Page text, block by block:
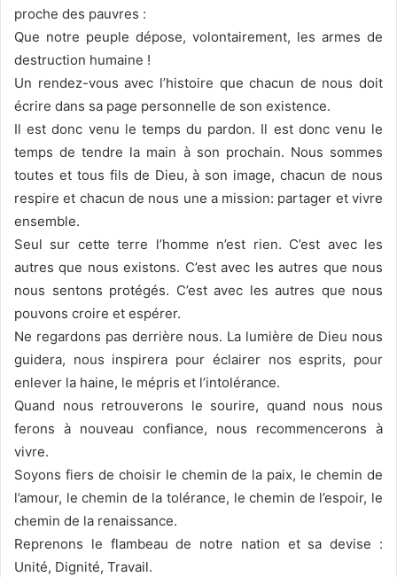
proche des pauvres :
Que notre peuple dépose, volontairement, les armes de
destruction humaine !
Un rendez-vous avec l’histoire que chacun de nous doit
écrire dans sa page personnelle de son existence.
Il est donc venu le temps du pardon. Il est donc venu le
temps de tendre la main à son prochain. Nous sommes
toutes et tous fils de Dieu, à son image, chacun de nous
respire et chacun de nous une a mission: partager et vivre
ensemble.
Seul sur cette terre l’homme n’est rien. C’est avec les
autres que nous existons. C’est avec les autres que nous
nous sentons protégés. C’est avec les autres que nous
pouvons croire et espérer.
Ne regardons pas derrière nous. La lumière de Dieu nous
guidera, nous inspirera pour éclairer nos esprits, pour
enlever la haine, le mépris et l’intolérance.
Quand nous retrouverons le sourire, quand nous nous
ferons à nouveau confiance, nous recommencerons à
vivre.
Soyons fiers de choisir le chemin de la paix, le chemin de
l’amour, le chemin de la tolérance, le chemin de l’espoir, le
chemin de la renaissance.
Reprenons le flambeau de notre nation et sa devise :
Unité, Dignité, Travail.